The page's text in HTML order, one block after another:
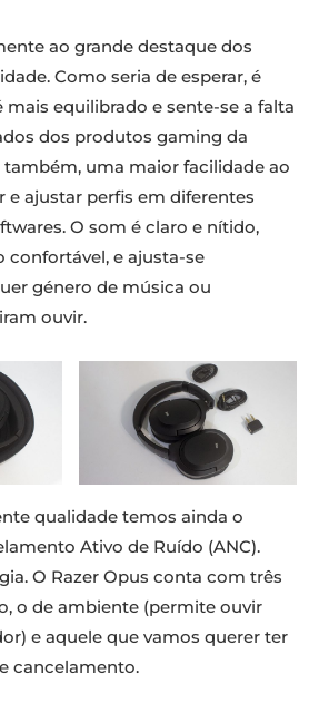
ao grande destaque dos
Como seria de esperar, é
mais equilibrado e sente-se a falta
dos produtos gaming da
também, uma maior facilidade ao
e ajustar perfis em diferentes
O som é claro e nítido,
confortável, e ajusta-se
género de música ou
ouvir.
qualidade temos ainda o
Ativo de Ruído (ANC).
O Razer Opus conta com três
o de ambiente (permite ouvir
e aquele que vamos querer ter
cancelamento.